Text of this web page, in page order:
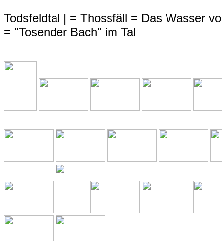
Todsfeldtal | = Thossfäll = Das Wasser
= "Tosender Bach" im Tal